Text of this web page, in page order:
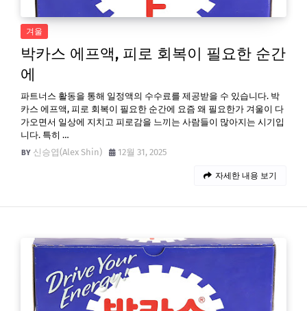
겨울
박카스 에프액, 피로 회복이 필요한 순간
에
파트너스 활동을 통해 일정액의 수수료를 제공받을 수 있습니다. 박
카스 에프액, 피로 회복이 필요한 순간에 요즘 왜 필요한가 겨울이 다
가오면서 일상에 지치고 피로감을 느끼는 사람들이 많아지는 시기입
니다. 특히 …
신승엽(Alex Shin)
12월 31, 2025
자세한 내용 보기